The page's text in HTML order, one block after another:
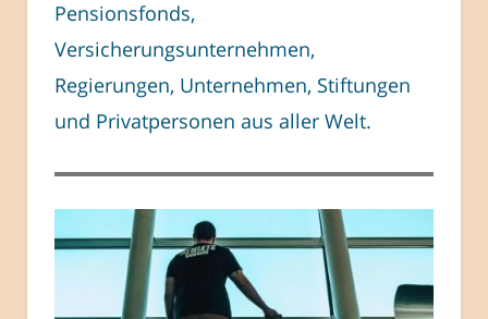
Pensionsfonds,
Versicherungsunternehmen,
Regierungen, Unternehmen, Stiftungen
und Privatpersonen aus aller Welt.